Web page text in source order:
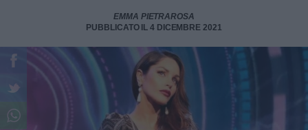
EMMA PIETRAROSA
PUBBLICATO IL 4 DICEMBRE 2021